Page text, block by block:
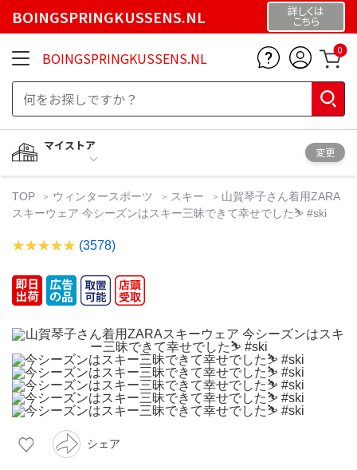
BOINGSPRINGKUSSENS.NL 詳しくは
こちら
BOINGSPRINGKUSSENS.NL 0
マイストア
変更
TOP ウィンタースポーツ スキー
山賀琴子さん着用ZARA
スキーウェア 今シーズンはスキー三昧できて幸せでした⛷️ #ski
(3578)
シェア